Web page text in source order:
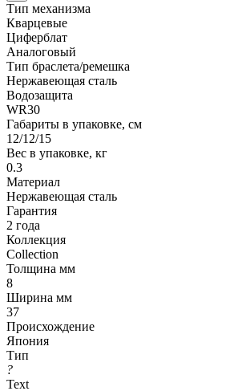
Тип механизма
Кварцевые
Циферблат
Аналоговый
Тип браслета/ремешка
Нержавеющая сталь
Водозащита
WR30
Габариты в упаковке, см
12/12/15
Вес в упаковке, кг
0.3
Материал
Нержавеющая сталь
Гарантия
2 года
Коллекция
Collection
Толщина мм
8
Ширина мм
37
Происхождение
Япония
Тип
?
Text